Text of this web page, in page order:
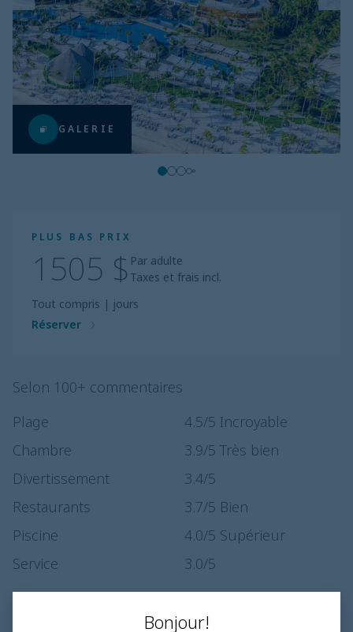
GALERIE
PLUS BAS PRIX
1505 $ Par adulte
Taxes et frais incl.
Tout compris | jours
Réserver
Selon 100+ commentaires
Plage
4.5/5 Incroyable
Chambre
3.9/5 Très bien
Divertissement
3.4/5
Restaurants
3.7/5 Bien
Piscine
4.0/5 Supérieur
Service
3.0/5
Bonjour!